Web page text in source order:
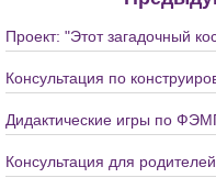
Проект: "Этот загадочный
Консультация по
Дидактические игры по
Консультация для